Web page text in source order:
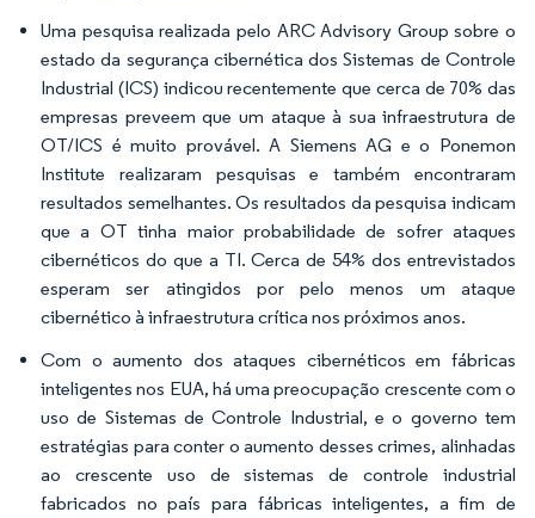
Uma pesquisa realizada pelo ARC Advisory Group sobre o
estado da segurança cibernética dos Sistemas de Controle
Industrial (ICS) indicou recentemente que cerca de 70% das
empresas preveem que um ataque à sua infraestrutura de
OT/ICS é muito provável. A Siemens AG e o Ponemon
Institute realizaram pesquisas e também encontraram
resultados semelhantes. Os resultados da pesquisa indicam
que a OT tinha maior probabilidade de sofrer ataques
cibernéticos do que a TI. Cerca de 54% dos entrevistados
esperam ser atingidos por pelo menos um ataque
cibernético à infraestrutura crítica nos próximos anos.
Com o aumento dos ataques cibernéticos em fábricas
inteligentes nos EUA, há uma preocupação crescente com o
uso de Sistemas de Controle Industrial, e o governo tem
estratégias para conter o aumento desses crimes, alinhadas
ao crescente uso de sistemas de controle industrial
fabricados no país para fábricas inteligentes, a fim de